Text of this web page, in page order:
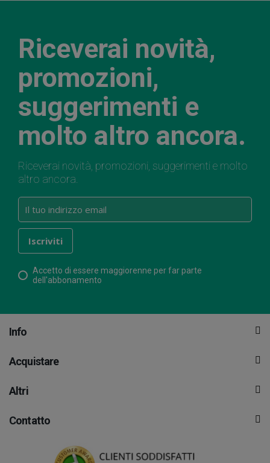
Riceverai novità,
promozioni,
suggerimenti e
molto altro ancora.
Riceverai novità, promozioni, suggerimenti e molto
altro ancora.
Accetto di essere maggiorenne per far parte
dell'abbonamento
Info
Acquistare
Altri
Contatto